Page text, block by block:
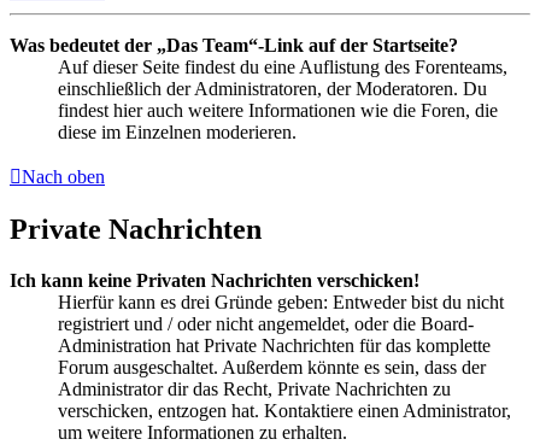
Was bedeutet der „Das Team“-Link auf der Startseite?
Auf dieser Seite findest du eine Auflistung des Forenteams,
einschließlich der Administratoren, der Moderatoren. Du
findest hier auch weitere Informationen wie die Foren, die
diese im Einzelnen moderieren.
Nach oben
Private Nachrichten
Ich kann keine Privaten Nachrichten verschicken!
Hierfür kann es drei Gründe geben: Entweder bist du nicht
registriert und / oder nicht angemeldet, oder die Board-
Administration hat Private Nachrichten für das komplette
Forum ausgeschaltet. Außerdem könnte es sein, dass der
Administrator dir das Recht, Private Nachrichten zu
verschicken, entzogen hat. Kontaktiere einen Administrator,
um weitere Informationen zu erhalten.